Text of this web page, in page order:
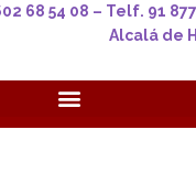
68 54 08 – Telf. 91
Alcalá de